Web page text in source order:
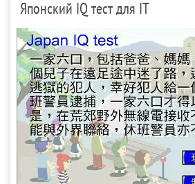
Японский IQ тест для IT